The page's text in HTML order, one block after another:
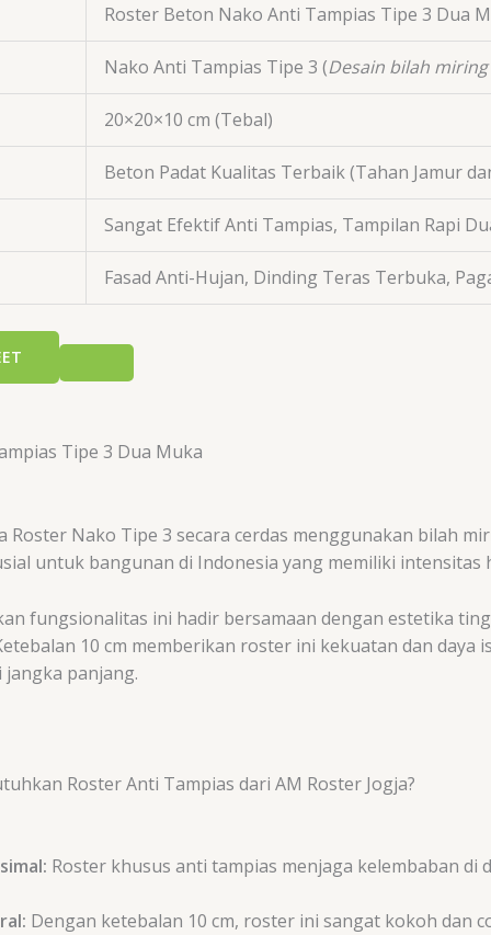
Roster Beton Nako Anti Tampias Tipe 3 Dua
Nako Anti Tampias Tipe 3 (Desain bilah
20×20×10 cm (Tebal)
Beton Padat Kualitas Terbaik (Tahan Jamur
Sangat Efektif Anti Tampias, Tampilan Rapi
Fasad Anti-Hujan, Dinding Teras Terbuka,
Tipe 3 Dua Muka
Roster Nako Tipe 3 secara cerdas menggunakan bilah
untuk bangunan di Indonesia yang memiliki intensitas
fungsionalitas ini hadir bersamaan dengan estetika
10 cm memberikan roster ini kekuatan dan daya
jangka panjang.
Roster Anti Tampias dari AM Roster Jogja?
Roster khusus anti tampias menjaga kelembaban
Dengan ketebalan 10 cm, roster ini sangat kokoh dan